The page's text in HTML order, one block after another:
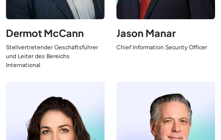
Dermot McCann
Stellvertretender Geschäftsführer
und Leiter des Bereichs
International
Jason Manar
Chief Information Security Officer